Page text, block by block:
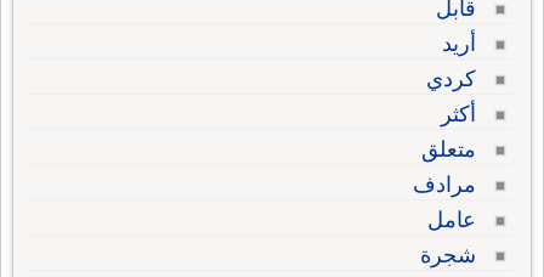
قابل
أريد
كردي
أكثر
متعلق
مرادف
عامل
شجرة